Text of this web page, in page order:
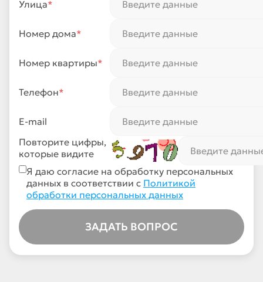
Улица*
Номер дома*
Номер квартиры*
Телефон*
E-mail
Повторите цифры,
которые видите
Я даю согласие на обработку персональных
данных в соответствии с Политикой
обработки персональных данных